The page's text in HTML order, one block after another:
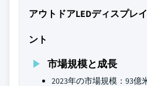
アウトドアLEDディスプレ
ント
市場規模と成長
2023年の市場規模：93億